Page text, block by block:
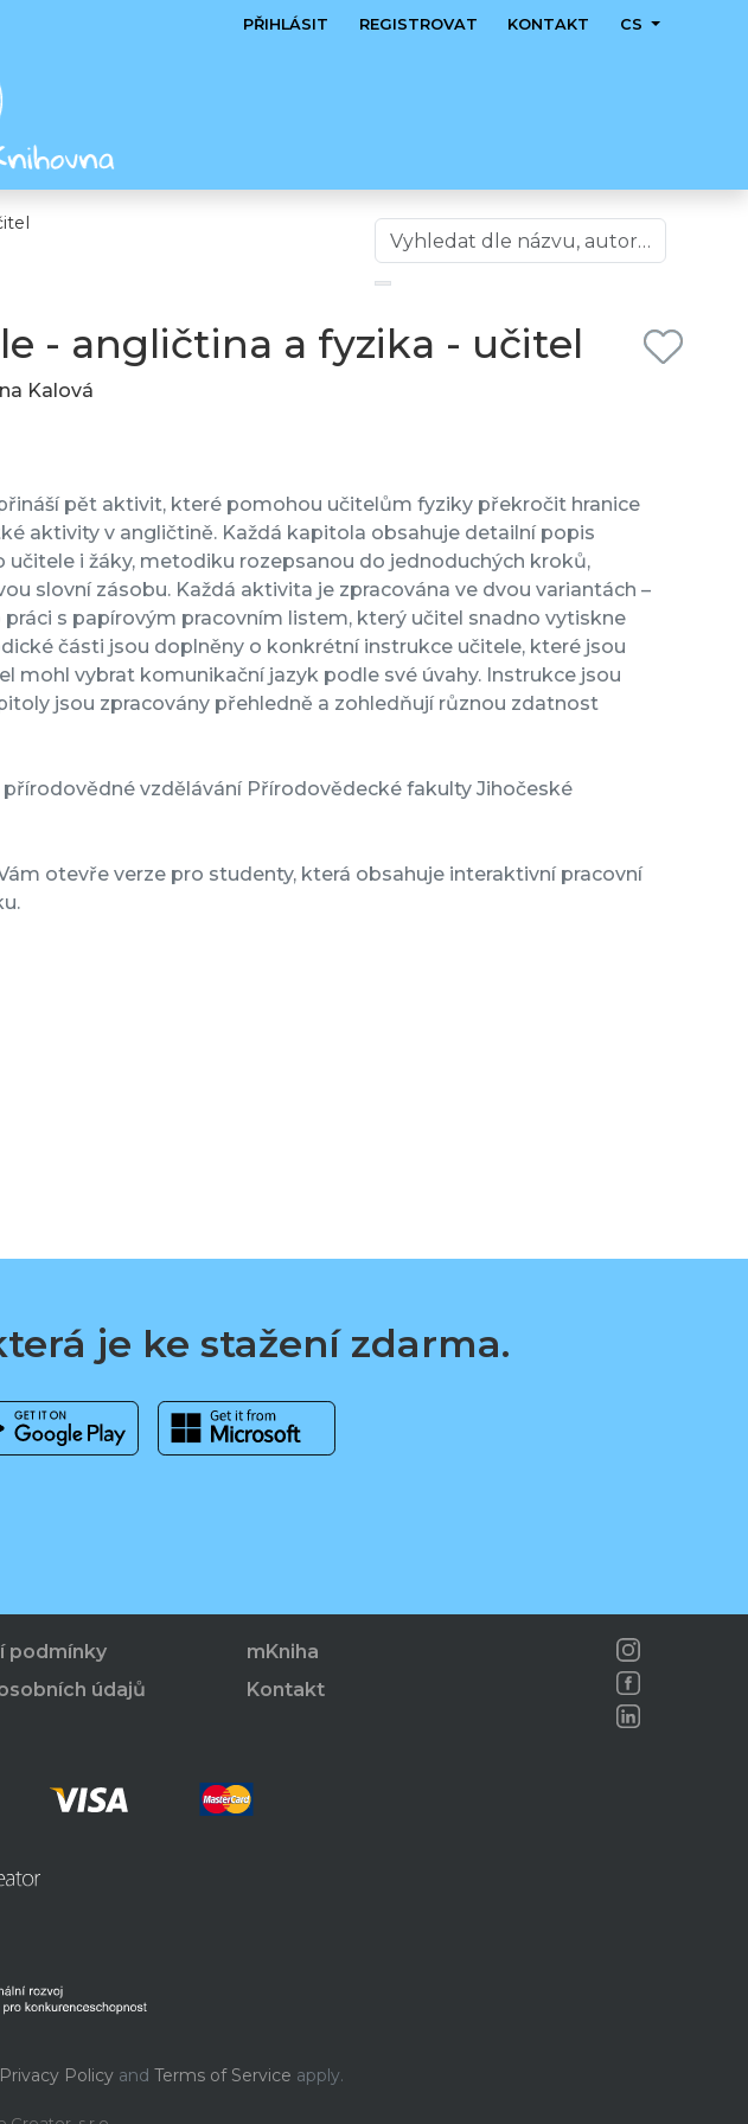
PŘIHLÁSIT REGISTROVAT KONTAKT CS
- angličtina a fyzika - učitel
Kalová
pět aktivit, které pomohou učitelům fyziky překročit hranice
aktivity v angličtině. Každá kapitola obsahuje detailní popis
i žáky, metodiku rozepsanou do jednoduchých kroků,
slovní zásobu. Každá aktivita je zpracována ve dvou variantách –
s papírovým pracovním listem, který učitel snadno vytiskne
části jsou doplněny o konkrétní instrukce učitele, které jsou
mohl vybrat komunikační jazyk podle své úvahy. Instrukce jsou
jsou zpracovány přehledně a zohledňují různou zdatnost
vzdělávání Přírodovědecké fakulty Jihočeské
otevře verze pro studenty, která obsahuje interaktivní pracovní
je ke stažení zdarma.
podmínky
údajů
mKniha
Kontakt
Privacy Policyand Terms of Service apply.